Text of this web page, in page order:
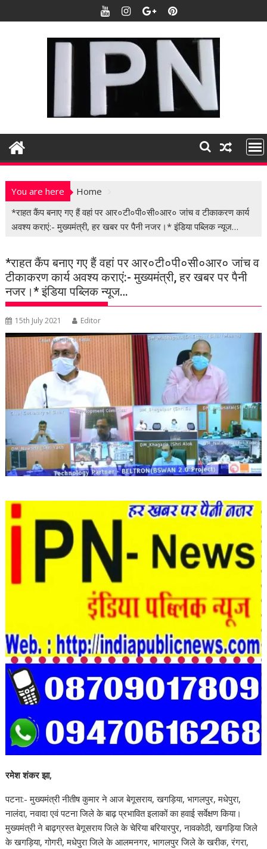
k
t
n
You are here
Home
*राहत कैंप बनाए गए हैं वहां पर आर०टी०पी०सी०आर० जांच व टीकाकरण कार्य
अवश्य कराएं:- मुख्यमंत्री, हर खबर पर पैनी नजर।* इंडिया पब्लिक न्यूज…
*राहत कैंप बनाए गए हैं वहां पर आर०टी०पी०सी०आर० जांच व
टीकाकरण कार्य अवश्य कराएं:- मुख्यमंत्री, हर खबर पर पैनी
नजर।* इंडिया पब्लिक न्यूज…
15th July 2021 Editor
रमेश शंकर झा,
पटना:- मुख्यमंत्री नीतीष कुमार ने आज बेगूसराय, खगड़िया, भागलपुर, मधेपुरा,
नालंदा, नवादा एवं पटना जिले के बाढ़ प्रभावित इलाकों का हवाई सर्वेक्षण किया।
मुख्यमंत्री ने बाढ़ग्रस्त बेगूसराय जिले के चेरिया बरियारपुर, नावकोठी, खगड़िया जिले
के खगड़िया, गोगरी, मधेपुरा जिले के आलमनगर, भागलपुर जिले के खरीक, रंगरा,